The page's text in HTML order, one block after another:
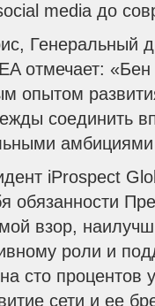
media до
Генеральный
отмечает:
опытом
соединить
iProspect
обязанности
взор,
роли и
сто процентов
сети и ее